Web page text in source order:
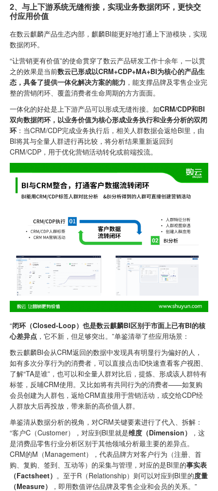
2、与上下游系统无缝衔接，实现业务数据闭环，更快交
付应用价值
在数云麒麟产品生态内部，麒麟BI能更好地打通上下游模块，实现
数据闭环。
“让营销更有价值”的使命贯穿了数云产品研发工作十余年，一以贯
之的效果是当前数云已形成以CRM+CDP+MA+BI为核心的产品生
态，具备了提供一体化解决方案的能力 ，能支撑品牌及零售企业完
整的营销闭环、覆盖消费者生命周期的方方面面。
一体化的好处是上下游产品可以形成无缝衔接。如CRM/CDP和BI
双向数据闭环，以业务价值为核心形成业务执行和业务分析的双闭
环 ：当CRM/CDP完成业务执行后，相关人群数据会返给BI里，由
BI将其与全量人群进行再比较，将分析结果重新返回到
CRM/CDP，用于优化营销活动转化或前端投流。
“闭环（Closed-Loop）也是数云麒麟BI区别于市面上已有BI的核
心差异点 ，它不新，但足够突出。”单鉴清举了些应用场景：
数云麒麟BI会从CRM返回的数据中发现具有明显行为偏好的人，
如有多次分享行为的消费者，可以直接点击ID快速查看客户视图、
了解“TA是谁”，也可以和全量人群对比后，提炼、形成该人群特有
标签，反哺CRM使用。又比如将有共同行为的消费者——如复购
会员创建为人群包，返给CRM直接用于营销活动，或交给CDP经
人群放大后再投放，带来新的高价值人群。
单鉴清从数据分析的视角，对CRM关键要素进行了代入、拆解：
“客户C（Customer），对应到BI里就是维度（Dimension）
，这
是消费品零售行业分析区别于其他领域分析最主要的差异点。
CRM的M（Management），代表品牌方对客户行为（注册、首
购、复购、签到、互动等）的采集与管理，对应的是BI里的事实表
（Factsheet） 。至于R（Relationship）则可以对应到BI里的度量
（Measure）
，即用数值评估品牌及零售企业和会员的关系。”